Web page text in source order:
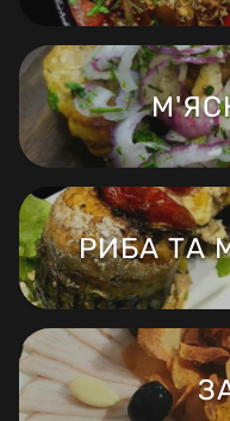
РИБА ТА